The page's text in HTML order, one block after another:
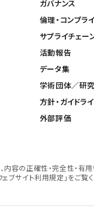
ガバナンス
倫理・コンプラ
サプライチェー
活動報告
データ集
学術団体／研
方針・ガイドラ
外部評価
容の正確性・完全性・有
サイト利用規定」をご覧く